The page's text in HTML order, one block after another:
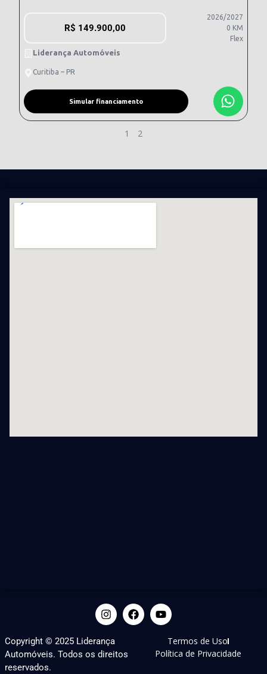
R$ 149.900,00
2026/2027
0 KM
Flex
Liderança Automóveis
Curitiba – PR
Simular financiamento
1 2
Copyright © 2025 Liderança
Automóveis. Todos os direitos
reservados.
Termos de Uso
Política de Privacidade